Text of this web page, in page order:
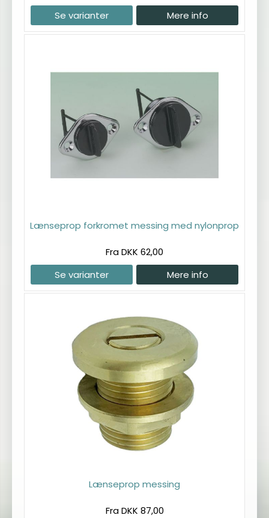
Se varianter
Mere info
Lænseprop forkromet messing med nylonprop
Fra DKK 62,00
Se varianter
Mere info
Lænseprop messing
Fra DKK 87,00